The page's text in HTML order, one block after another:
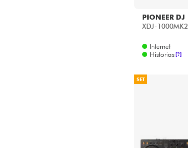
PIONEER DJ
XDJ-1000MK2
Internet
Historias[?]
SET